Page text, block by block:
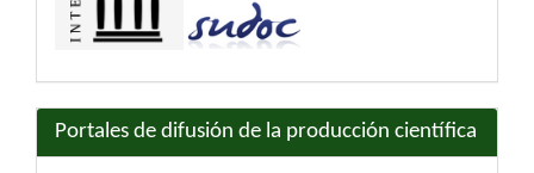
Portales de difusión de la producción científica